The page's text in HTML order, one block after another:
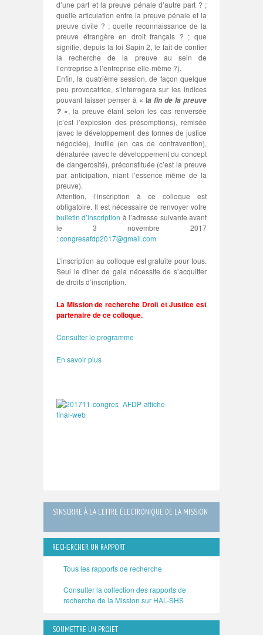
d’une part et la preuve pénale d’autre part ? ;
quelle articulation entre la preuve pénale et la
preuve civile ? ; quelle reconnaissance de la
preuve étrangère en droit français ? ; que
signifie, depuis la loi Sapin 2, le fait de confier
la recherche de la preuve au sein de
l’entreprise à l’entreprise elle-même ?).
Enfin, la quatrième session, de façon quelque
peu provocatrice, s’interrogera sur les indices
pouvant laisser penser à « la fin de la preuve
? », la preuve étant selon les cas renversée
(c’est l’explosion des présomptions), remisée
(avec le développement des formes de justice
négociée), inutile (en cas de contravention),
dénaturée (avec le développement du concept
de dangerosité), préconstituée (c’est la preuve
par anticipation, niant l’essence même de la
preuve).
Attention, l’inscription à ce colloque est
obligatoire. Il est nécessaire de renvoyer votre
bulletin d’inscription à l’adresse suivante avant
le 3 novembre 2017
:congresafdp2017@gmail.com
L’inscription au colloque est gratuite pour tous.
Seul le dîner de gala nécessite de s’acquitter
de droits d’inscription.
La Mission de recherche Droit et Justice est
partenaire de ce colloque.
Consulter le programme
En savoir plus
S’INSCRIRE À LA LETTRE ÉLECTRONIQUE DE LA MISSION
RECHERCHER UN RAPPORT
Tous les rapports de recherche
Consulter la collection des rapports de
recherche de la Mission sur HAL-SHS
SOUMETTRE UN PROJET